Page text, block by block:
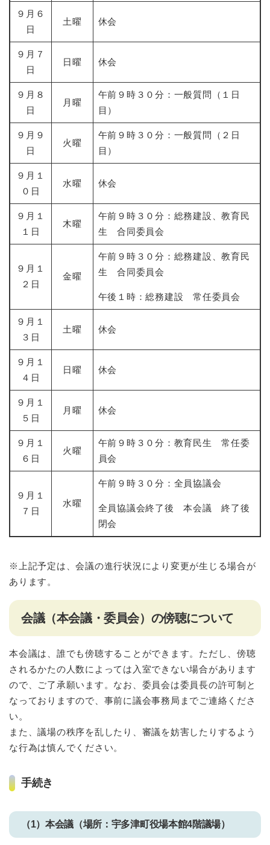
９月６
日
土曜 休会
９月７
日
日曜 休会
９月８
日
月曜
午前９時３０分：一般質問（１日
目）
９月９
日
火曜
午前９時３０分：一般質問（２日
目）
９月１
０日
水曜 休会
９月１
１日
木曜
午前９時３０分：総務建設、教育民
生 合同委員会
９月１
２日
金曜
午前９時３０分：総務建設、教育民
生 合同委員会
午後１時：総務建設 常任委員会
９月１
３日
土曜 休会
９月１
４日
日曜 休会
９月１
５日
月曜 休会
９月１
６日
火曜
午前９時３０分：教育民生 常任委
員会
９月１
７日
水曜
午前９時３０分：全員協議会
全員協議会終了後 本会議 終了後
閉会
※上記予定は、会議の進行状況により変更が生じる場合が
あります。
会議（本会議・委員会）の傍聴について
本会議は、誰でも傍聴することができます。ただし、傍聴
されるかたの人数によっては入室できない場合があります
ので、ご了承願います。なお、委員会は委員長の許可制と
なっておりますので、事前に議会事務局までご連絡くださ
い。
また、議場の秩序を乱したり、審議を妨害したりするよう
な行為は慎んでください。
手続き
（1）本会議（場所：宇多津町役場本館4階議場）